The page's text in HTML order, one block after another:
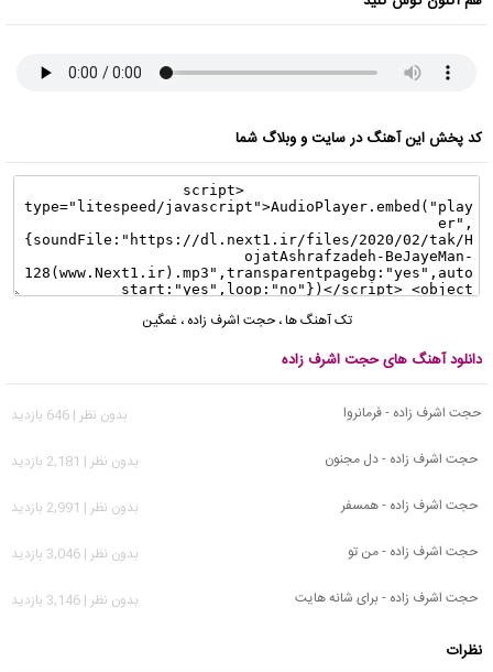
کد پخش این آهنگ در سایت و وبلاگ شما
تک آهنگ ها،حجت اشرف زاده ،غمگین
دانلود آهنگ های حجت اشرف زاده
حجت اشرف زاده - فرمانروا
بدون نظر | 646 بازدید
حجت اشرف زاده - دل مجنون
بدون نظر | 2,181 بازدید
حجت اشرف زاده - همسفر
بدون نظر | 2,991 بازدید
حجت اشرف زاده - من تو
بدون نظر | 3,046 بازدید
حجت اشرف زاده - برای شانه هایت
بدون نظر | 3,146 بازدید
نظرات